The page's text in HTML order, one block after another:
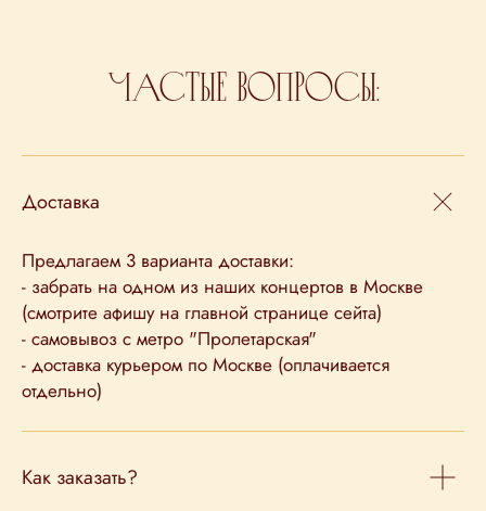
Частые вопросы:
Доставка
Предлагаем 3 варианта доставки:
- забрать на одном из наших концертов в Москве
(смотрите афишу на главной странице сейта)
- самовывоз с метро "Пролетарская"
- доставка курьером по Москве (оплачивается
отдельно)
Как заказать?